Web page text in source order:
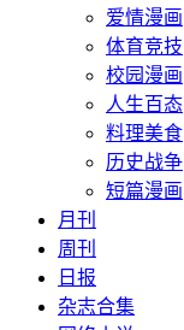
爱情漫画
体育竞技
校园漫画
人生百态
料理美食
历史战争
短篇漫画
月刊
周刊
日报
杂志合集